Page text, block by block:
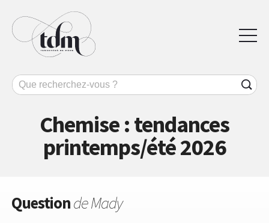
Chemise : tendances
printemps/été 2026
Questionde Mady